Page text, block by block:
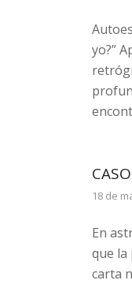
yo?”
18 de
En
que la
carta